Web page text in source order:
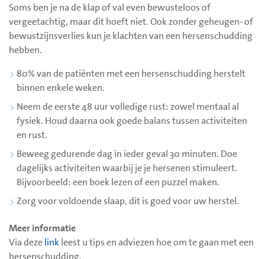
Soms ben je na de klap of val even bewusteloos of
vergeetachtig, maar dit hoeft niet. Ook zonder geheugen- of
bewustzijnsverlies kun je klachten van een hersenschudding
hebben.
80% van de patiënten met een hersenschudding herstelt
binnen enkele weken.
Neem de eerste 48 uur volledige rust: zowel mentaal al
fysiek. Houd daarna ook goede balans tussen activiteiten
en rust.
Beweeg gedurende dag in ieder geval 30 minuten. Doe
dagelijks activiteiten waarbij je je hersenen stimuleert.
Bijvoorbeeld: een boek lezen of een puzzel maken.
Zorg voor voldoende slaap, dit is goed voor uw herstel.
Meer informatie
Via dezelinkleest u tips en adviezen hoe om te gaan met een
hersenschudding.